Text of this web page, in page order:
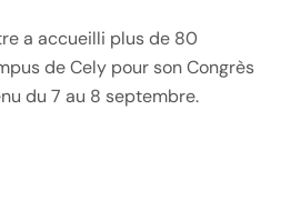
a accueilli plus de 80
de Cely pour son Congrès
du 7 au 8 septembre.